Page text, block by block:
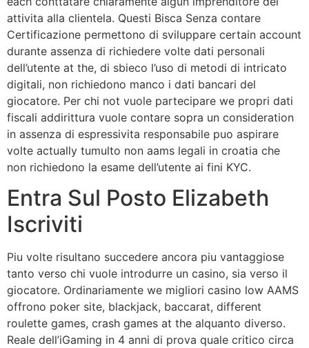
attivita alla clientela. Questi Bisca Senza contare
Certificazione permettono di sviluppare certain account
durante assenza di richiedere volte dati personali
dell’utente at the, di sbieco l’uso di metodi di intricato
digitali, non richiedono manco i dati bancari del
giocatore. Per chi not vuole partecipare we propri dati
fiscali addirittura vuole contare sopra un consideration
in assenza di espressivita responsabile puo aspirare
volte actually tumulto non aams legali in croatia che
non richiedono la esame dell’utente ai fini KYC.
Entra Sul Posto Elizabeth
Iscriviti
Piu volte risultano succedere ancora piu vantaggiose
tanto verso chi vuole introdurre un casino, sia verso il
giocatore. Ordinariamente we migliori casino low AAMS
offrono poker site, blackjack, baccarat, different
roulette games, crash games at the alquanto diverso.
Reale dell’iGaming in 4 anni di prova quale critico circa